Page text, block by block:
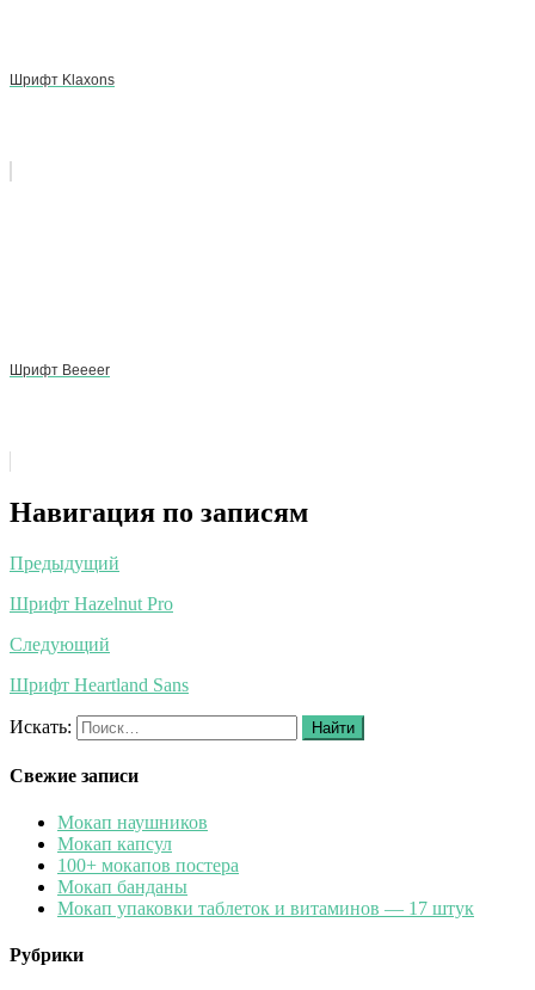
Шрифт Klaxons
Шрифт Beeeer
Навигация по записям
Предыдущий
Шрифт Hazelnut Pro
Следующий
Шрифт Heartland Sans
Искать: Найти
Свежие записи
Мокап наушников
Мокап капсул
100+ мокапов постера
Мокап банданы
Мокап упаковки таблеток и витаминов — 17 штук
Рубрики